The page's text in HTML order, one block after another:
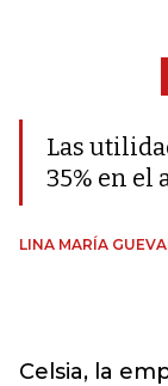
Las
35% en el
LINA MARÍA
Celsia, la